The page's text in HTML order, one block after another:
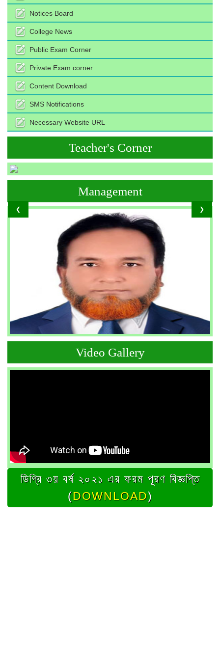
Notices Board
College News
Public Exam Corner
Private Exam corner
Content Download
SMS Notifications
Necessary Website URL
Teacher's Corner
❮ ❯
Management
Video Gallery
ডিগ্রি ৩য় বর্ষ ২০২১ এর ফরম পূরণ বিজ্ঞপ্তি
(DOWNLOAD)